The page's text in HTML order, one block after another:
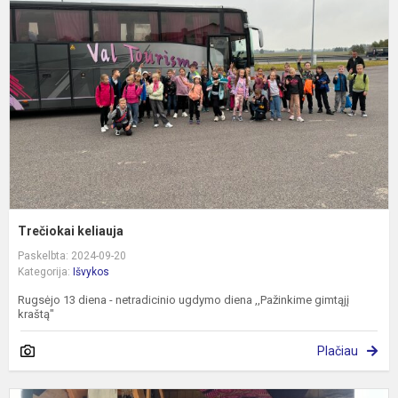
Trečiokai keliauja
Paskelbta: 2024-09-20
Kategorija: Išvykos
Rugsėjo 13 diena - netradicinio ugdymo diena ,,Pažinkime gimtąjį
kraštą"
Plačiau